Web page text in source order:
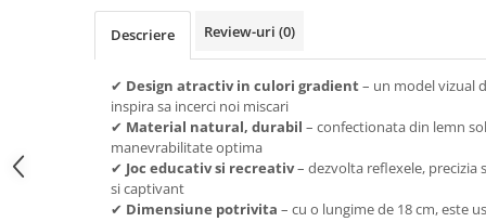
Descriere Review-uri (0)
✔ Design atractiv in culori gradient– un model vizual
inspira sa incerci noi miscari
✔ Material natural, durabil – confectionata din lemn
manevrabilitate optima
✔ Joc educativ si recreativ– dezvolta reflexele,
si captivant
✔ Dimensiune potrivita – cu o lungime de 18 cm, este